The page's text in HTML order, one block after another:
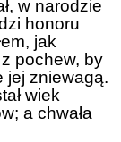
w narodzie
honoru
jak
pochew, by
jej zniewagą.
wiek
a chwała